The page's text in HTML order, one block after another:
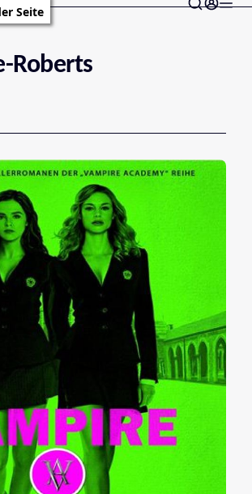
Seite
Roberts